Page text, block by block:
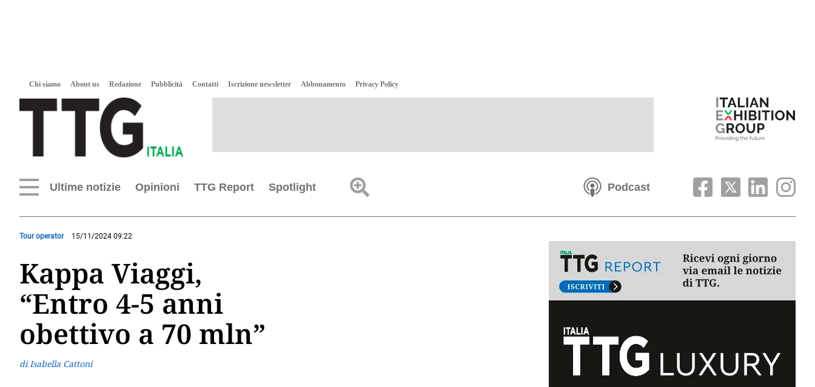
Chi siamo About us Redazione Pubblicità Contatti Iscrizione newsletter Abbonamento Privacy Policy
Ultime notizie Opinioni TTG Report Spotlight Podcast
Tour operator 15/11/2024 09:22
Kappa Viaggi,
“Entro 4-5 anni
obettivo a 70 mln”
di Isabella Cattoni